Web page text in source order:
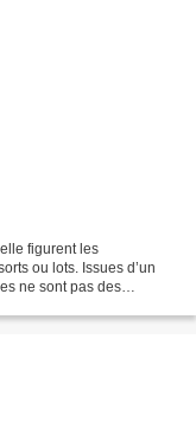
figurent les
ou lots. Issues d’un
ne sont pas des